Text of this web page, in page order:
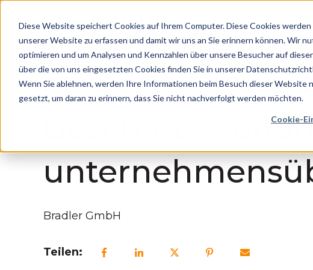
Diese Website speichert Cookies auf Ihrem Computer. Diese Cookies
unserer Website zu erfassen und damit wir uns an Sie erinnern können. Wir
optimieren und um Analysen und Kennzahlen über unsere Besucher auf
über die von uns eingesetzten Cookies finden Sie in unserer
Wenn Sie ablehnen, werden Ihre Informationen beim Besuch dieser Website
gesetzt, um daran zu erinnern, dass Sie nicht nachverfolgt werden möchten.
Cookie-
1. März 2017, 16:42:00 MEZ
Bradler GmbH
Teilen: